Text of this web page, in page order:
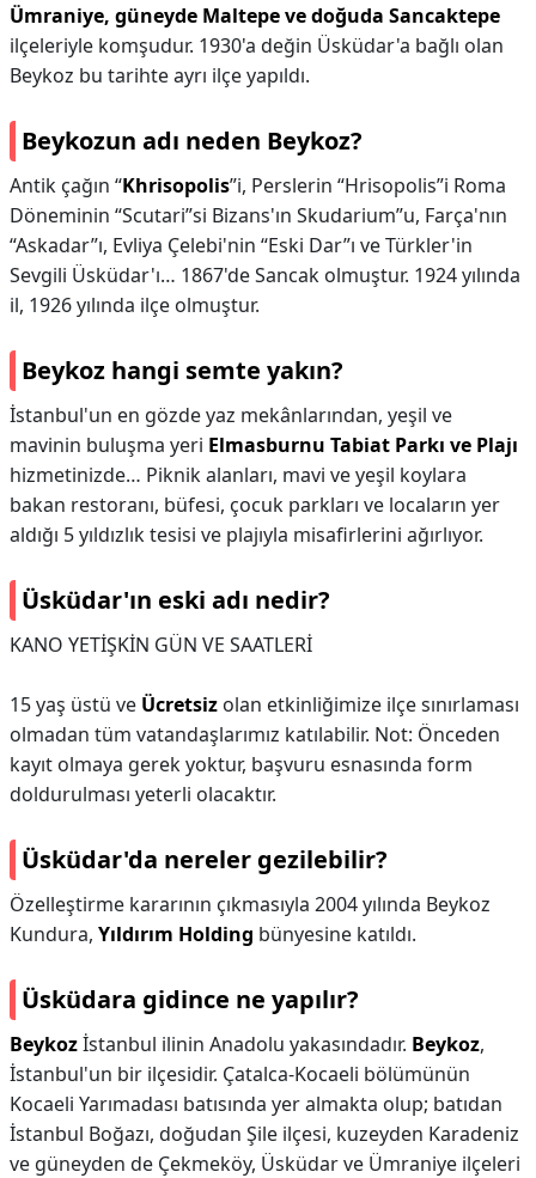
Ümraniye, güneyde Maltepe ve doğuda Sancaktepe
ilçeleriyle komşudur. 1930'a değin Üsküdar'a bağlı olan
Beykoz bu tarihte ayrı ilçe yapıldı.
Beykozun adı neden Beykoz?
Antik çağın “Khrisopolis”i, Perslerin “Hrisopolis”i Roma
Döneminin “Scutari”si Bizans'ın Skudarium”u, Farça'nın
“Askadar”ı, Evliya Çelebi'nin “Eski Dar”ı ve Türkler'in
Sevgili Üsküdar'ı… 1867'de Sancak olmuştur. 1924 yılında
il, 1926 yılında ilçe olmuştur.
Beykoz hangi semte yakın?
İstanbul'un en gözde yaz mekânlarından, yeşil ve
mavinin buluşma yeri Elmasburnu Tabiat Parkı ve Plajı
hizmetinizde… Piknik alanları, mavi ve yeşil koylara
bakan restoranı, büfesi, çocuk parkları ve locaların yer
aldığı 5 yıldızlık tesisi ve plajıyla misafirlerini ağırlıyor.
Üsküdar'ın eski adı nedir?
KANO YETİŞKİN GÜN VE SAATLERİ
15 yaş üstü ve Ücretsiz olan etkinliğimize ilçe sınırlaması
olmadan tüm vatandaşlarımız katılabilir. Not: Önceden
kayıt olmaya gerek yoktur, başvuru esnasında form
doldurulması yeterli olacaktır.
Üsküdar'da nereler gezilebilir?
Özelleştirme kararının çıkmasıyla 2004 yılında Beykoz
Kundura, Yıldırım Holding bünyesine katıldı.
Üsküdara gidince ne yapılır?
Beykozİstanbul ilinin Anadolu yakasındadır. Beykoz,
İstanbul'un bir ilçesidir. Çatalca-Kocaeli bölümünün
Kocaeli Yarımadası batısında yer almakta olup; batıdan
İstanbul Boğazı, doğudan Şile ilçesi, kuzeyden Karadeniz
ve güneyden de Çekmeköy, Üsküdar ve Ümraniye ilçeleri